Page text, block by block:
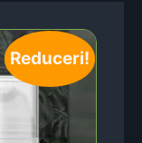
Reduceri!